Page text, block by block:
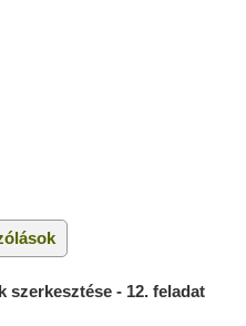
szerkesztése - 12. feladat